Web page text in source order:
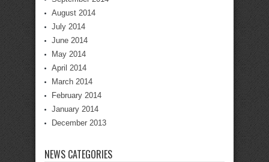
August 2014
July 2014
June 2014
May 2014
April 2014
March 2014
February 2014
January 2014
December 2013
NEWS CATEGORIES